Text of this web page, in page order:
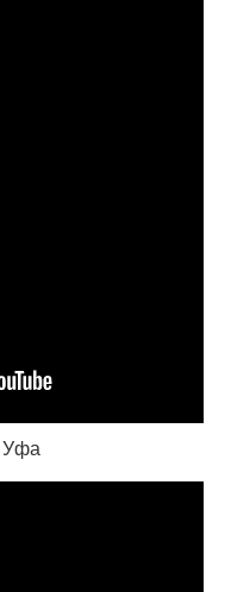
Уфа